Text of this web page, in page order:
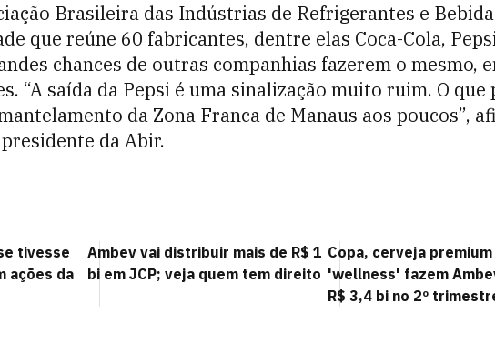
Brasileira das Indústrias de Refrigerantes e
que reúne 60 fabricantes, dentre elas Coca-Cola,
chances de outras companhias fazerem o mesmo,
“A saída da Pepsi é uma sinalização muito ruim. O que
da Zona Franca de Manaus aos poucos”,
da Abir.
tivesse
ações da
Ambev vai distribuir mais de R$ 1
bi em JCP; veja quem tem direito
Copa, cerveja premium
'wellness' fazem
R$ 3,4 bi no 2º